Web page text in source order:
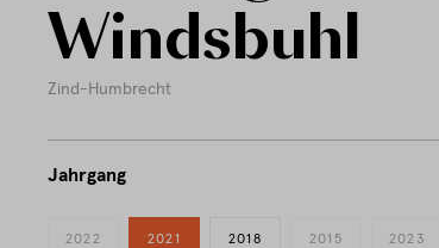
Windsbuhl
Zind-Humbrecht
Jahrgang
2022 2021 2018 2015 2023